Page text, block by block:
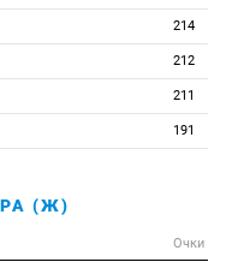
214
212
211
191
(Ж)
Очки